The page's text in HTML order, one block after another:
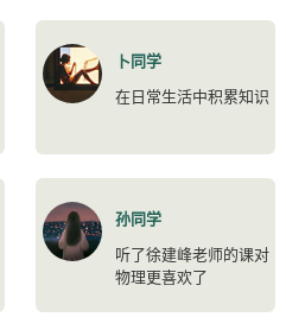
卜同学
在日常生活中积累知识
孙同学
听了徐建峰老师的课对
物理更喜欢了